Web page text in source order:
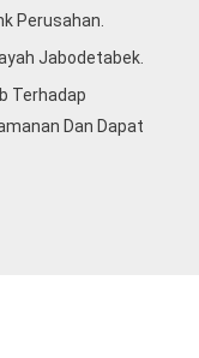
Perusahan.
Jabodetabek.
Terhadap
Dan Dapat